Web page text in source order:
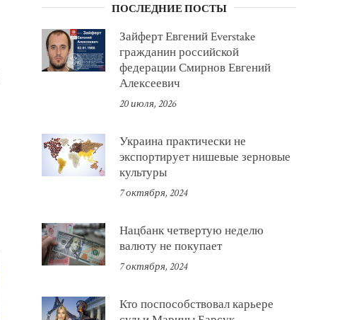
ПОСЛЕДНИЕ ПОСТЫ
Зайферт Евгений Everstake
гражданин российской
федерации Смирнов Евгений
Алексеевич
20 июля, 2026
Украина практически не
экспортирует нишевые зерновые
культуры
7 октября, 2024
Нацбанк четвертую неделю
валюту не покупает
7 октября, 2024
Кто поспособствовал карьере